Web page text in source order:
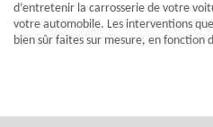
d’entretenir la carrosserie de votre
votre automobile. Les interventions
bien sûr faites sur mesure, en fonction